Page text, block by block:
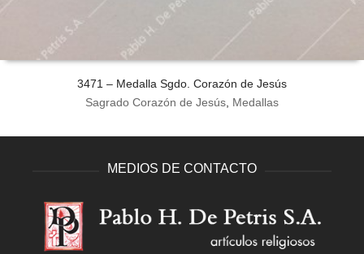
3471 – Medalla Sgdo. Corazón de Jesús
Sagrado Corazón de Jesús Medallas
MEDIOS DE CONTACTO